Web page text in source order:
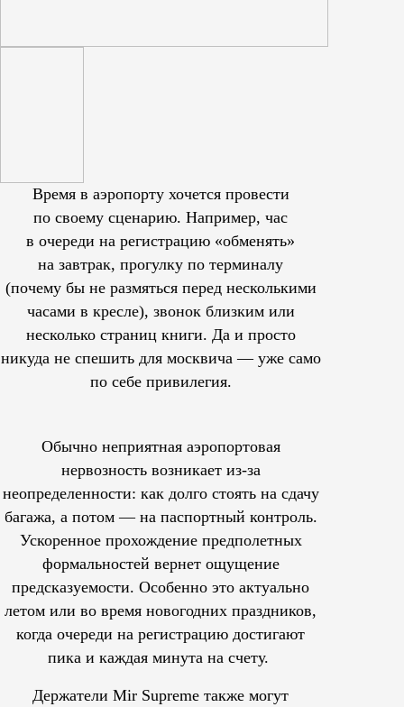
Время в аэропорту хочется провести
по своему сценарию. Например, час
в очереди на регистрацию «обменять»
на завтрак, прогулку по терминалу
(почему бы не размяться перед несколькими
часами в кресле), звонок близким или
несколько страниц книги. Да и просто
никуда не спешить для москвича — уже само
по себе привилегия.
Обычно неприятная аэропортовая
нервозность возникает из-за
неопределенности: как долго стоять на сдачу
багажа, а потом — на паспортный контроль.
Ускоренное прохождение предполетных
формальностей вернет ощущение
предсказуемости. Особенно это актуально
летом или во время новогодних праздников,
когда очереди на регистрацию достигают
пика и каждая минута на счету.
Держатели Mir Supreme также могут